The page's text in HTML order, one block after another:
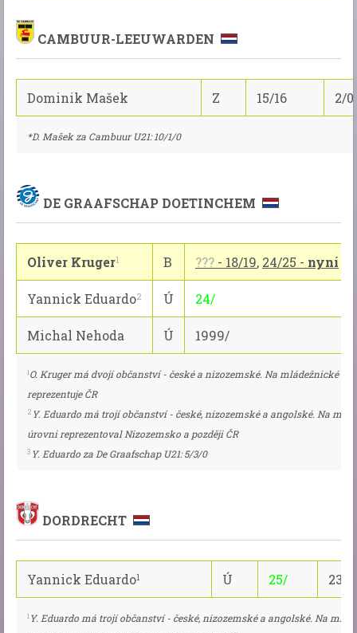
CAMBUUR-LEEUWARDEN
Dominik Mašek Z 15/16 2/
*D. Mašek za Cambuur U21: 10/1/0
DE GRAAFSCHAP DOETINCHEM
Oliver Kruger1 B ??? - 18/19, 24/25 - nyní
Yannick Eduardo2 Ú 24/
Michal Nehoda Ú 1999/
1O. Kruger má dvojí občanství - české a nizozemské. Na mládežnické
reprezentuje ČR
2 Y. Eduardo má trojí občanství - české, nizozemské a angolské. Na
úrovni reprezentoval Nizozemsko a později ČR
3 Y. Eduardo za De Graafschap U21: 5/3/0
DORDRECHT
Yannick Eduardo1 Ú 25/ 23/
1 Y. Eduardo má trojí občanství - české, nizozemské a angolské. Na